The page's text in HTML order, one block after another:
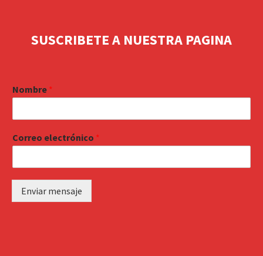
SUSCRIBETE A NUESTRA PAGINA
Nombre *
Correo electrónico *
Enviar mensaje